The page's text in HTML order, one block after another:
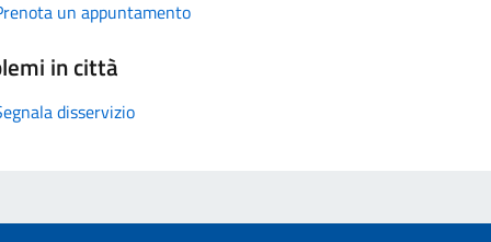
un appuntamento
in città
disservizio